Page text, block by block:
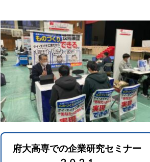
府大高専での企業研究セミナー